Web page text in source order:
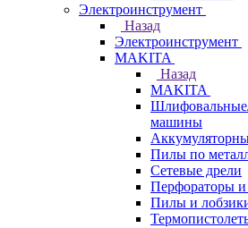
Электроинструмент
Назад
Электроинструмент
МAKITA
Назад
МAKITA
машины
Пилы по
Сетевые дрели
Перфораторы
Пилы и